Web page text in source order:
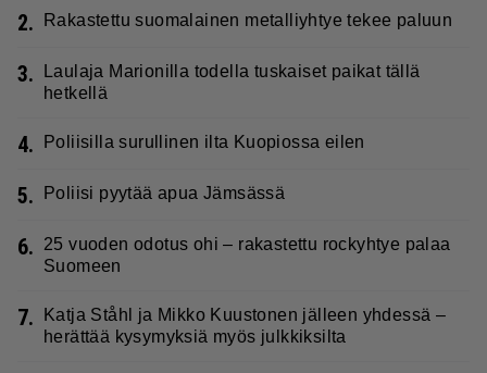
2. Rakastettu suomalainen metalliyhtye tekee paluun
3.
Laulaja Marionilla todella tuskaiset paikat tällä
hetkellä
4. Poliisilla surullinen ilta Kuopiossa eilen
5. Poliisi pyytää apua Jämsässä
6.
25 vuoden odotus ohi – rakastettu rockyhtye palaa
Suomeen
7.
Katja Ståhl ja Mikko Kuustonen jälleen yhdessä –
herättää kysymyksiä myös julkkiksilta